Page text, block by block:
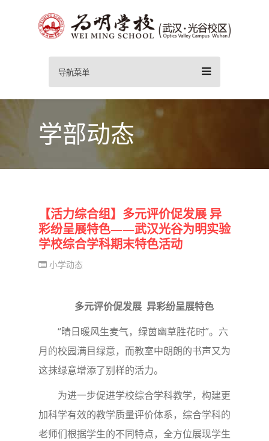
导航菜单
学部动态
【活力综合组】多元评价促发展 异
彩纷呈展特色——武汉光谷为明实验
学校综合学科期末特色活动
小学动态
多元评价促发展 异彩纷呈展特色
“晴日暖风生麦气，绿茵幽草胜花时”。六
月的校园满目绿意，而教室中朗朗的书声又为
这抹绿意增添了别样的活力。
为进一步促进学校综合学科教学，构建更
加科学有效的教学质量评价体系，综合学科的
老师们根据学生的不同特点，全方位展现学生